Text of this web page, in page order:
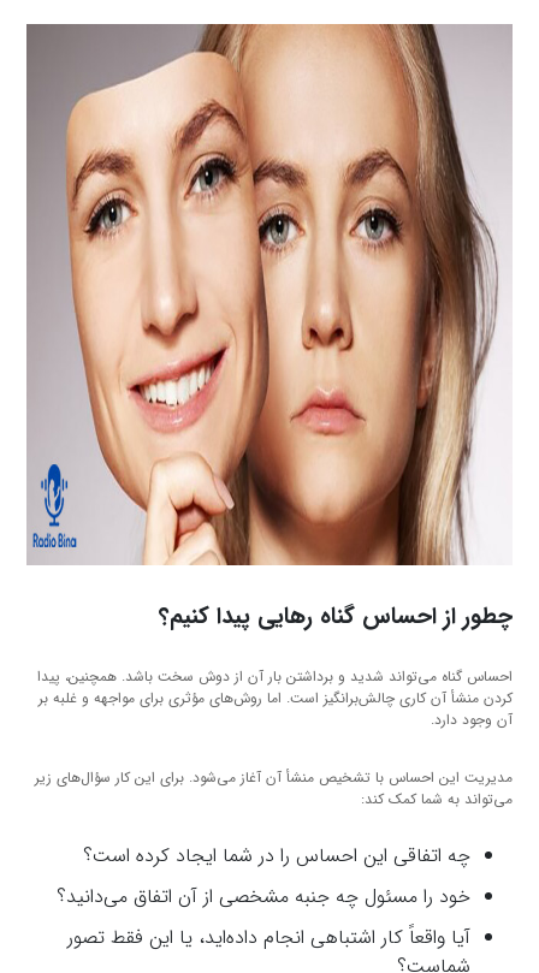
چطور از احساس گناه رهایی پیدا کنیم؟
احساس گناه می‌تواند شدید و برداشتن بار آن از دوش سخت باشد. همچنین، پیدا
کردن منشأ آن کاری چالش‌برانگیز است. اما روش‌های مؤثری برای مواجهه و غلبه بر
آن وجود دارد.
مدیریت این احساس با تشخیص منشأ آن آغاز می‌شود. برای این کار سؤال‌های زیر
می‌تواند به شما کمک کند:
چه اتفاقی این احساس را در شما ایجاد کرده است؟
خود را مسئول چه جنبه مشخصی از آن اتفاق می‌دانید؟
آیا واقعاً کار اشتباهی انجام داده‌اید، یا این فقط تصور
شماست؟